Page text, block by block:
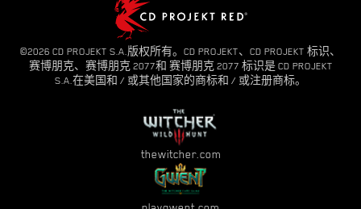
©2026 CD PROJEKT S.A.版权所有。CD PROJEKT、CD PROJEKT 标识、
赛博朋克、赛博朋克 2077和 赛博朋克 2077 标识是 CD PROJEKT
S.A.在美国和 / 或其他国家的商标和 / 或注册商标。
thewitcher.com